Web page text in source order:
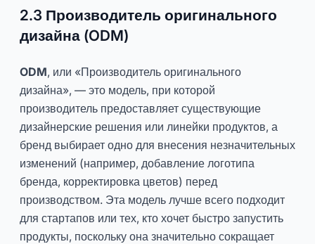
2.3 Производитель оригинального
дизайна (ODM)
ODM, или «Производитель оригинального
дизайна», — это модель, при которой
производитель предоставляет существующие
дизайнерские решения или линейки продуктов, а
бренд выбирает одно для внесения незначительных
изменений (например, добавление логотипа
бренда, корректировка цветов) перед
производством. Эта модель лучше всего подходит
для стартапов или тех, кто хочет быстро запустить
продукты, поскольку она значительно сокращает